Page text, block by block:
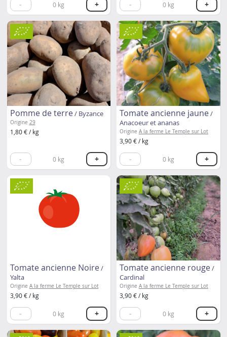
- 0 kg + - 0kg +
Pomme de terre/ Byzance
Origine 29
1,80 € / kg
- 0 kg +
Tomate ancienne jaune/
Anacoeur et ananas
Origine A la ferme Le Temple sur Lot
3,90 € / kg
- 0kg +
Tomate ancienne Noire/
Yalta
Origine A la ferme Le Temple sur Lot
3,90 € / kg
- 0 kg +
Tomate ancienne rouge/
Cardinal
Origine A la ferme Le Temple sur Lot
3,90 € / kg
- 0kg +